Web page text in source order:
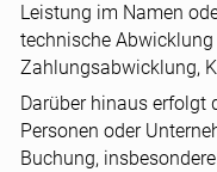
Leistung im Namen
technische
Zahlungsabwicklung,
Darüber hinaus erfolgt
Personen oder
Buchung,